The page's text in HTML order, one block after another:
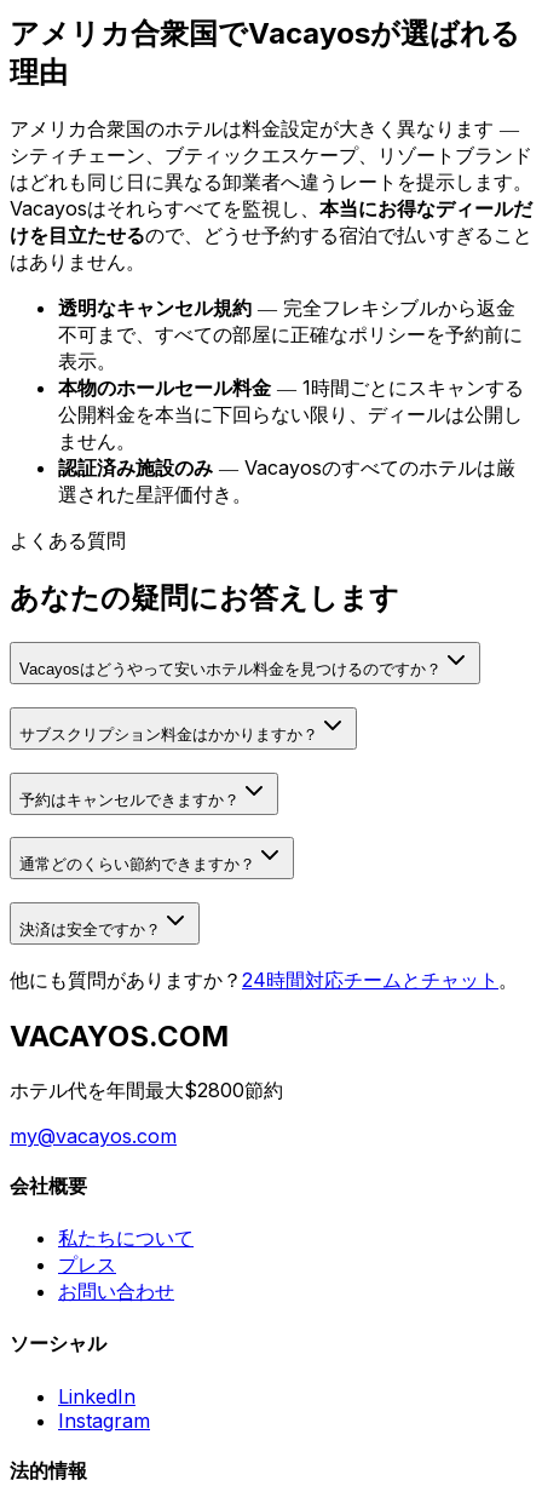
アメリカ合衆国でVacayosが選ばれる
理由
アメリカ合衆国のホテルは料金設定が大きく異なります ―
シティチェーン、ブティックエスケープ、リゾートブランド
はどれも同じ日に異なる卸業者へ違うレートを提示します。
Vacayosはそれらすべてを監視し、 本当にお得なディールだ
けを目立たせるので、どうせ予約する宿泊で払いすぎること
はありません。
透明なキャンセル規約 ― 完全フレキシブルから返金
不可まで、すべての部屋に正確なポリシーを予約前に
表示。
本物のホールセール料金 ― 1時間ごとにスキャンする
公開料金を本当に下回らない限り、ディールは公開し
ません。
認証済み施設のみ ― Vacayosのすべてのホテルは厳
選された星評価付き。
よくある質問
あなたの疑問にお答えします
Vacayosはどうやって安いホテル料金を見つけるのですか？
サブスクリプション料金はかかりますか？
予約はキャンセルできますか？
通常どのくらい節約できますか？
決済は安全ですか？
他にも質問がありますか？ 24時間対応チームとチャット 。
VACAYOS.COM
ホテル代を年間最大$2800節約
my@vacayos.com
会社概要
私たちについて
プレス
お問い合わせ
ソーシャル
LinkedIn
Instagram
法的情報